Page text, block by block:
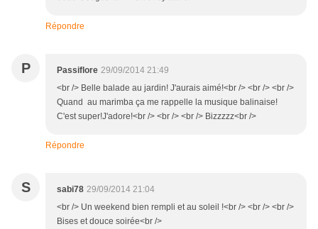
Répondre
P Passiflore 29/09/2014 21:49
<br /> Belle balade au jardin! J'aurais aimé!<br /> <br /> <br />
Quand au marimba ça me rappelle la musique balinaise!
C'est super!J'adore!<br /> <br /> <br /> Bizzzzz<br />
Répondre
S sabi78 29/09/2014 21:04
<br /> Un weekend bien rempli et au soleil !<br /> <br /> <br />
Bises et douce soirée<br />